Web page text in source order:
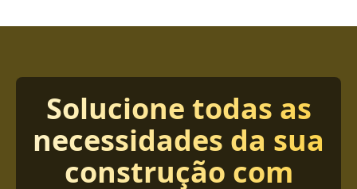
Solucione todas as
necessidades da sua
construção com